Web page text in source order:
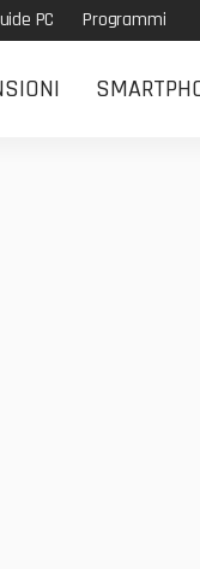
PC Programmi